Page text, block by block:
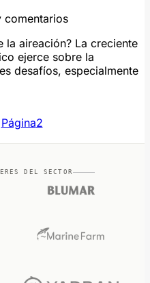
comentarios
la aireación? La creciente
ejerce sobre la
desafíos, especialmente
Página2
DEL SECTOR